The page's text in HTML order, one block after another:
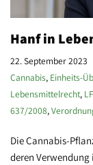
Hanf in
22. September 2023
Cannabis, Einheits-
Lebensmittelrecht,
637/2008,
Die Cannabis-
deren